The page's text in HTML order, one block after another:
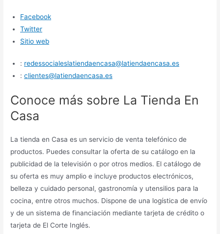
Facebook
Twitter
Sitio web
: redessocialeslatiendaencasa@latiendaencasa.es
:clientes@latiendaencasa.es
Conoce más sobre La Tienda En
Casa
La tienda en Casa es un servicio de venta telefónico de
productos. Puedes consultar la oferta de su catálogo en la
publicidad de la televisión o por otros medios. El catálogo de
su oferta es muy amplio e incluye productos electrónicos,
belleza y cuidado personal, gastronomía y utensilios para la
cocina, entre otros muchos. Dispone de una logística de envío
y de un sistema de financiación mediante tarjeta de crédito o
tarjeta de El Corte Inglés.